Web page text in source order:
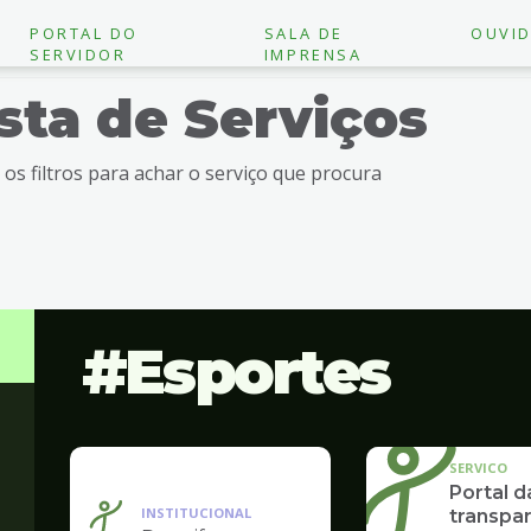
PORTAL DO
SERVIDOR
SALA DE
IMPRENSA
de Serviços
os filtros para achar o serviço que procura
Esportes
INSTITUCIONAL
SERVICO
Portal